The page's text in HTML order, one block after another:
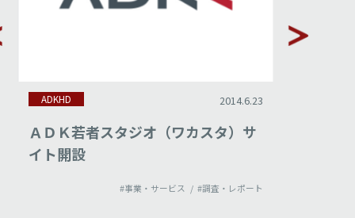
2014.6.23
カスタ）サ
多面的な若者バイラルマーケティン
タイルを持つ若者を、7つのクラス